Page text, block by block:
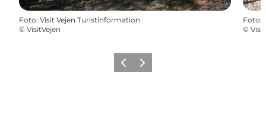
Foto: Visit Vejen Turistinformation
© VisitVejen
Foto:
©
Forrige billede
Næste billede